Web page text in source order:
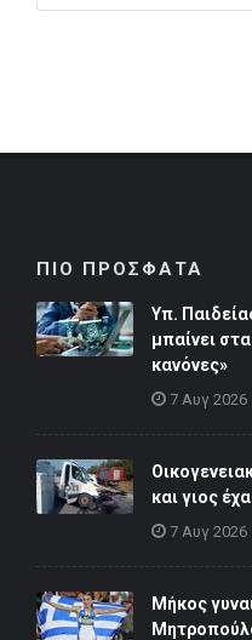
ΠΙΟ ΠΡΟΣΦΑΤΑ
Υπ.
μπαίνει
κανόνες»
7 Αυγ 2026
και γιος
7 Αυγ 2026
Μήκος